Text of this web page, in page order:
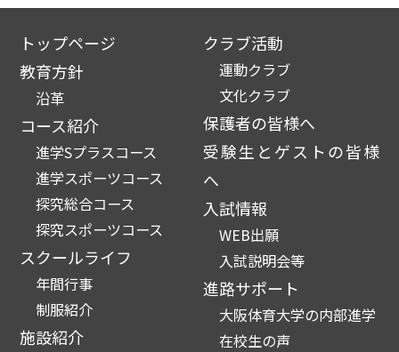
トップページ
教育方針
沿革
コース紹介
進学Sプラスコース
進学スポーツコース
探究総合コース
探究スポーツコース
スクールライフ
年間行事
制服紹介
施設紹介
クラブ活動
運動クラブ
文化クラブ
保護者の皆様へ
受験生とゲストの皆様
へ
入試情報
WEB出願
入試説明会等
進路サポート
大阪体育大学の内部進学
在校生の声